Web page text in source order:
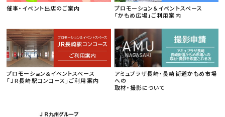
催事・イベント出店のご案内
プロモーション＆イベントスペース
「かもめ広場」ご利用案内
プロモーション＆イベントスペース
「ＪＲ長崎駅コンコース」ご利用案内
アミュプラザ長崎・長崎街道かもめ市場
への
取材・撮影について